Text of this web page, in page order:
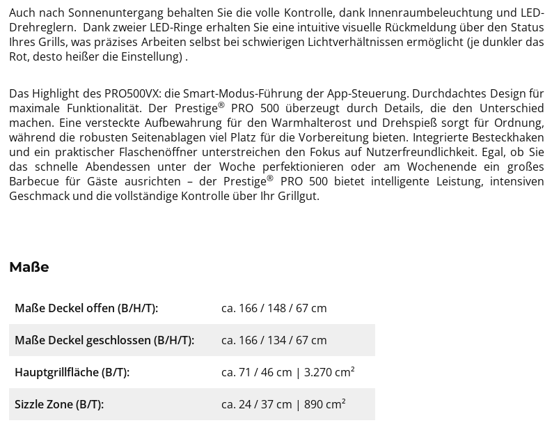
Auch nach Sonnenuntergang behalten Sie die volle Kontrolle, dank Innenraumbeleuchtung und LED-
Drehreglern. Dank zweier LED-Ringe erhalten Sie eine intuitive visuelle Rückmeldung über den Status
Ihres Grills, was präzises Arbeiten selbst bei schwierigen Lichtverhältnissen ermöglicht (je dunkler das
Rot, desto heißer die Einstellung) .
Das Highlight des PRO500VX: die Smart-Modus-Führung der App-Steuerung. Durchdachtes Design für
maximale Funktionalität. Der Prestige®PRO 500 überzeugt durch Details, die den Unterschied
machen. Eine versteckte Aufbewahrung für den Warmhalterost und Drehspieß sorgt für Ordnung,
während die robusten Seitenablagen viel Platz für die Vorbereitung bieten. Integrierte Besteckhaken
und ein praktischer Flaschenöffner unterstreichen den Fokus auf Nutzerfreundlichkeit. Egal, ob Sie
das schnelle Abendessen unter der Woche perfektionieren oder am Wochenende ein großes
Barbecue für Gäste ausrichten – der Prestige®
PRO 500 bietet intelligente Leistung, intensiven
Geschmack und die vollständige Kontrolle über Ihr Grillgut.
Maße
Maße Deckel offen (B/H/T): ca. 166 / 148 / 67 cm
Maße Deckel geschlossen (B/H/T): ca. 166 / 134 / 67 cm
Hauptgrillfläche (B/T): ca. 71 / 46 cm | 3.270 cm²
Sizzle Zone (B/T): ca. 24 / 37 cm | 890 cm²